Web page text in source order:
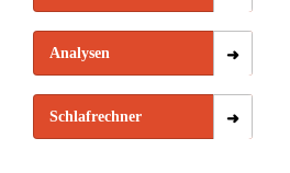
Analysen
Schlafrechner